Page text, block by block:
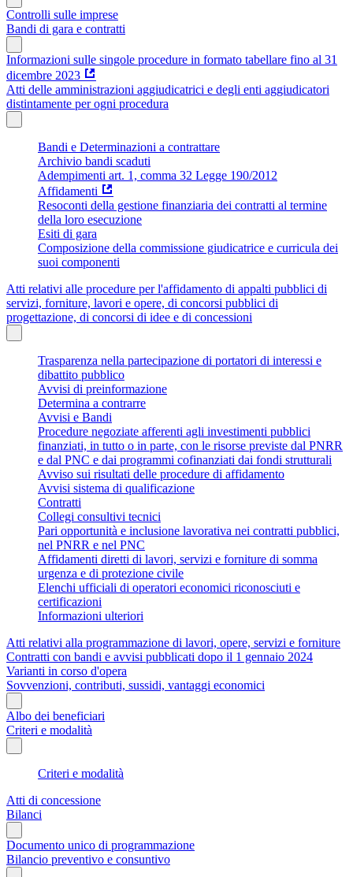
Controlli sulle imprese
Bandi di gara e contratti
Informazioni sulle singole procedure in formato tabellare fino al 31
dicembre 2023
Atti delle amministrazioni aggiudicatrici e degli enti aggiudicatori
distintamente per ogni procedura
Bandi e Determinazioni a contrattare
Archivio bandi scaduti
Adempimenti art. 1, comma 32 Legge 190/2012
Affidamenti
Resoconti della gestione finanziaria dei contratti al termine
della loro esecuzione
Esiti di gara
Composizione della commissione giudicatrice e curricula dei
suoi componenti
Atti relativi alle procedure per l'affidamento di appalti pubblici di
servizi, forniture, lavori e opere, di concorsi pubblici di
progettazione, di concorsi di idee e di concessioni
Trasparenza nella partecipazione di portatori di interessi e
dibattito pubblico
Avvisi di preinformazione
Determina a contrarre
Avvisi e Bandi
Procedure negoziate afferenti agli investimenti pubblici
finanziati, in tutto o in parte, con le risorse previste dal PNRR
e dal PNC e dai programmi cofinanziati dai fondi strutturali
Avviso sui risultati delle procedure di affidamento
Avvisi sistema di qualificazione
Contratti
Collegi consultivi tecnici
Pari opportunità e inclusione lavorativa nei contratti pubblici,
nel PNRR e nel PNC
Affidamenti diretti di lavori, servizi e forniture di somma
urgenza e di protezione civile
Elenchi ufficiali di operatori economici riconosciuti e
certificazioni
Informazioni ulteriori
Atti relativi alla programmazione di lavori, opere, servizi e forniture
Contratti con bandi e avvisi pubblicati dopo il 1 gennaio 2024
Varianti in corso d'opera
Sovvenzioni, contributi, sussidi, vantaggi economici
Albo dei beneficiari
Criteri e modalità
Criteri e modalità
Atti di concessione
Bilanci
Documento unico di programmazione
Bilancio preventivo e consuntivo